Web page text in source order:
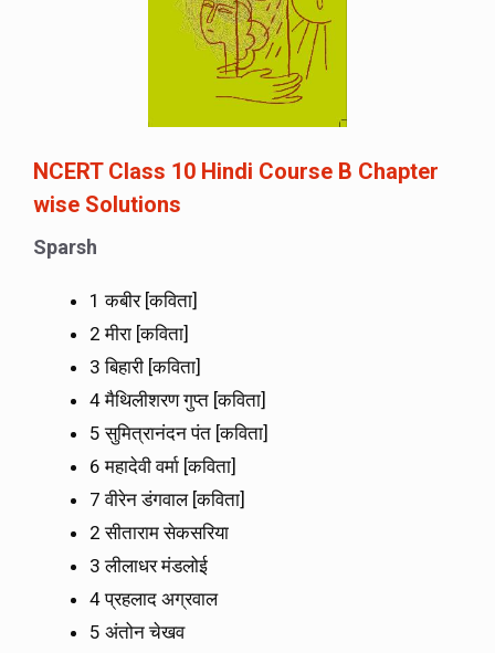
NCERT Class 10 Hindi Course B Chapter
wise Solutions
Sparsh
1 कबीर [कविता]
2 मीरा [कविता]
3 बिहारी [कविता]
4 मैथिलीशरण गुप्त [कविता]
5 सुमित्रानंदन पंत [कविता]
6 महादेवी वर्मा [कविता]
7 वीरेन डंगवाल [कविता]
2 सीताराम सेकसरिया
3 लीलाधर मंडलोई
4 प्रहलाद अग्रवाल
5 अंतोन चेखव